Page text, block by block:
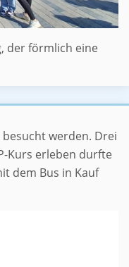
der förmlich eine
Paris
werden. Drei
Kurs erleben durfte
dem Bus in Kauf